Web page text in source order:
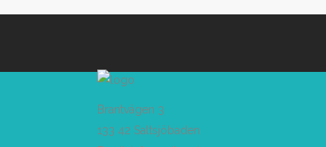
Brantvägen 3
133 42 Saltsjöbaden